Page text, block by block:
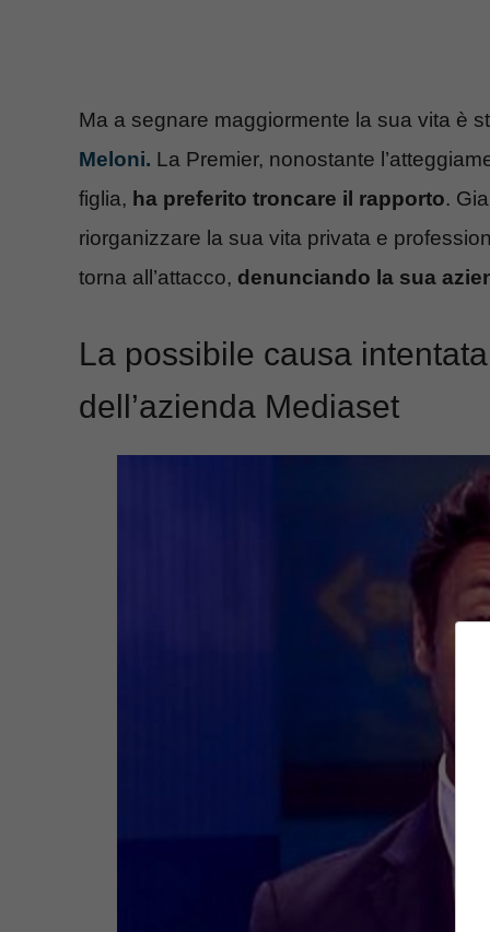
Ma a segnare maggiormente la sua vita è
Meloni. La Premier, nonostante
figlia, ha preferito troncare il rapporto.
riorganizzare la sua vita privata e
torna all’attacco, denunciando la sua
La possibile causa
dell’azienda Mediaset